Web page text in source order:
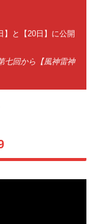
】と【20日】に公開
七回から【風神雷神